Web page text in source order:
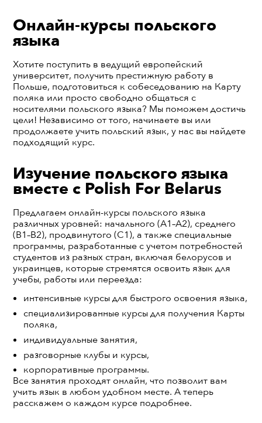
Онлайн-курсы польского
языка
Хотите поступить в ведущий европейский
университет, получить престижную работу в
Польше, подготовиться к собеседованию на Карту
поляка или просто свободно общаться с
носителями польского языка? Мы поможем достичь
цели! Независимо от того, начинаете вы или
продолжаете учить польский язык, у нас вы найдете
подходящий курс.
Изучение польского языка
вместе с Polish For Belarus
Предлагаем онлайн-курсы польского языка
различных уровней: начального (A1–A2), среднего
(B1–B2), продвинутого (C1), а также специальные
программы, разработанные с учетом потребностей
студентов из разных стран, включая белорусов и
украинцев, которые стремятся освоить язык для
учебы, работы или переезда:
интенсивные курсы для быстрого освоения языка,
специализированные курсы для получения Карты
поляка,
индивидуальные занятия,
разговорные клубы и курсы,
корпоративные программы.
Все занятия проходят онлайн, что позволит вам
учить язык в любом удобном месте. А теперь
расскажем о каждом курсе подробнее.